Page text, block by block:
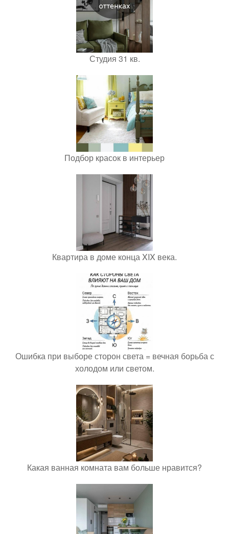
Студия 31 кв.
Подбор красок в интерьер
Квартира в доме конца XIX века.
Ошибка при выборе сторон света = вечная борьба с
холодом или светом.
Какая ванная комната вам больше нравится?